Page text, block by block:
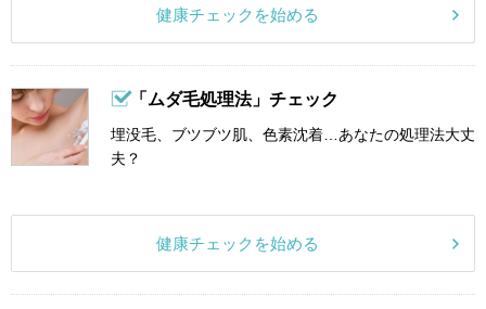
健康チェックを始める
「ムダ毛処理法」チェック
埋没毛、ブツブツ肌、色素沈着…あなたの処理法大丈
夫？
健康チェックを始める